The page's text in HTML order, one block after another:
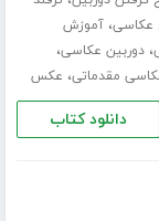
عکاسی،آموزش
،دوربین عکاسی،
مقدماتی، عکس
دانلود کتاب